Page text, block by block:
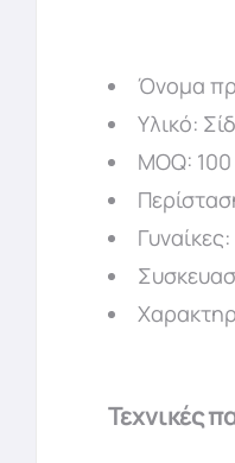
Όνομα
Υλικό:
MOQ:
Τεχνικές